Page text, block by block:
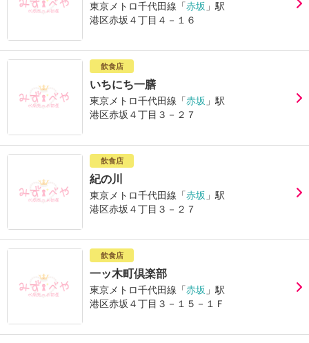
東京メトロ千代田線「赤坂 」駅
港区赤坂４丁目４－１６
飲食店
いちにち一膳
東京メトロ千代田線「赤坂 」駅
港区赤坂４丁目３－２７
飲食店
紀の川
東京メトロ千代田線「赤坂 」駅
港区赤坂４丁目３－２７
飲食店
一ッ木町倶楽部
東京メトロ千代田線「赤坂 」駅
港区赤坂４丁目３－１５－１Ｆ